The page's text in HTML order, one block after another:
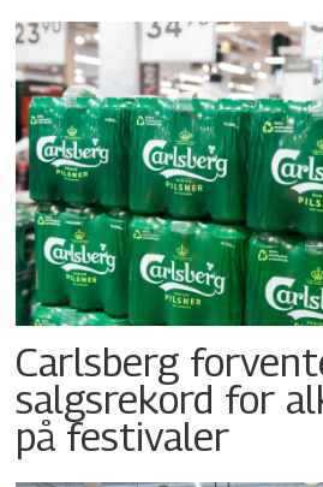
Carlsberg
salgsrekord for
på festivaler